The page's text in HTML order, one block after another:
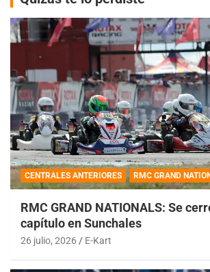
CENTRALES ANTERIORES RMC GRAND
RMC GRAND NATIONALS: Se
capítulo en Sunchales
26 julio, 2026 E-Kart